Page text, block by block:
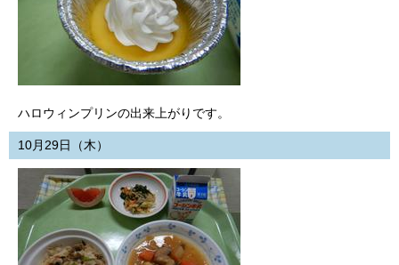
ハロウィンプリンの出来上がりです。
10月29日（木）